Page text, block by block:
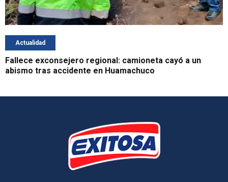
Actualidad
Fallece exconsejero regional: camioneta cayó a un
abismo tras accidente en Huamachuco